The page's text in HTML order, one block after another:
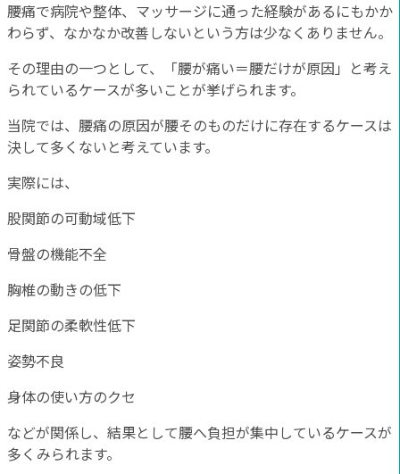
腰痛で病院や整体、マッサージに通った経験があるにもかか
わらず、なかなか改善しないという方は少なくありません。
その理由の一つとして、「腰が痛い＝腰だけが原因」と考え
られているケースが多いことが挙げられます。
当院では、腰痛の原因が腰そのものだけに存在するケースは
決して多くないと考えています。
実際には、
股関節の可動域低下
骨盤の機能不全
胸椎の動きの低下
足関節の柔軟性低下
姿勢不良
身体の使い方のクセ
などが関係し、結果として腰へ負担が集中しているケースが
多くみられます。